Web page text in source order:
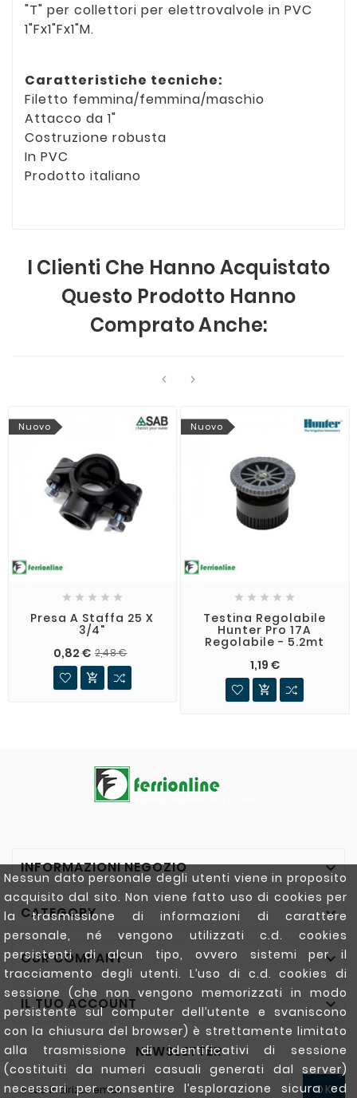
Nessun dato personale degli utenti viene in proposito
acquisito dal sito. Non viene fatto uso di cookies per
la trasmissione di informazioni di carattere
personale, né vengono utilizzati c.d. cookies
persistenti di alcun tipo, ovvero sistemi per il
tracciamento degli utenti. L’uso di c.d. cookies di
sessione (che non vengono memorizzati in modo
persistente sul computer dell’utente e svaniscono
con la chiusura del browser) è strettamente limitato
alla trasmissione di identificativi di sessione
(costituiti da numeri casuali generati dal server)
necessari per consentire l’esplorazione sicura ed
"T" per collettori per elettrovalvole in PVC
1"Fx1"Fx1"M.
Caratteristiche tecniche:
Filetto femmina/femmina/maschio
Attacco da 1"
Costruzione robusta
In PVC
Prodotto italiano
I Clienti Che Hanno Acquistato
Questo Prodotto Hanno
Comprato Anche:
 
Nuovo
    
Presa A Staffa 25 X
3/4"
0,82 € 2,48 €

Nuovo
    
Testina Regolabile
Hunter Pro 17A
Regolabile - 5.2mt
1,19 €

INFORMAZIONI NEGOZIO 
CATEGORY 
OUR COMPANY 
IL TUO ACCOUNT 
NEWSLETTER
OK